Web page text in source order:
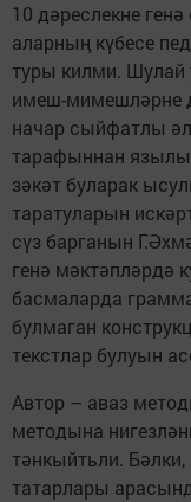
10 дәреслекне
аларның күбесе
туры килми. Шулай
имеш-мимешләрне
начар сыйфатлы
тарафыннан
зәкәт буларак
таратуларын
сүз барганын
генә мәктәпләрдә
басмаларда
булмаган
текстлар булуын
Автор – аваз
методына
тәнкыйтьли.
татарлары